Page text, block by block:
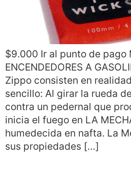
$9.000 Ir al punto de pago
ENCENDEDORES A
Zippo consisten en
sencillo: Al girar la rueda
contra un pedernal que
inicia el fuego en LA
humedecida en nafta. La
sus propiedades […]